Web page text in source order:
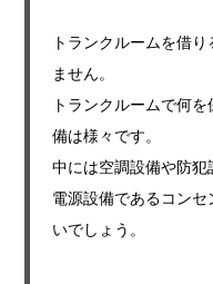
トランクルームを借
ません。
トランクルームで何
備は様々です。
中には空調設備や防
電源設備であるコン
いでしょう。